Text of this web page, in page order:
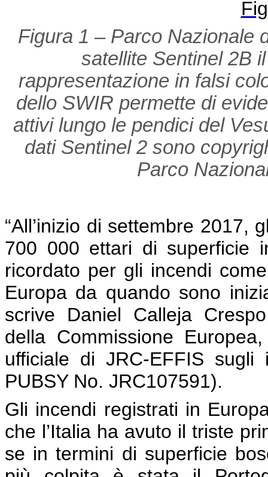
Figura 1 – Parco Nazionale
satellite Sentinel 2B
rappresentazione in falsi
dello SWIR permette di
attivi lungo le pendici del
dati Sentinel 2 sono
Parco
“All’inizio di settembre 2017,
700 000 ettari di superficie
ricordato per gli incendi
Europa da quando sono
scrive Daniel Calleja
della Commissione
ufficiale di JRC-EFFIS
PUBSY No. JRC107591).
Gli incendi registrati in
che l’Italia ha avuto il triste
se in termini di superficie